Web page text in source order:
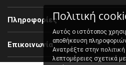
Πληροφορίες
Επικοινωνία
Πολιτική
Αυτός ο ιστότοπος
αποθήκευση
Ανατρέξτε στην
λεπτομέρειες σχετικά